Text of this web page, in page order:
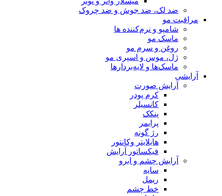
ضد لک، ضد جوش و ضد چروک
مراقبت مو
شامپو و نرم‌کننده ها
ماسک مو
روغن و سرم مو
ژل، موس و اسپری مو
ماسک‌ها و لایه‌بردارها
آرایشی
آرایش صورت
کرم پودر
کانسیلر
پنکک
پرایمر
رژ گونه
هایلایتر وکانتور
فیکساتور آرایش
آرایش چشم و ابرو
سایه
ریمل
خط چشم